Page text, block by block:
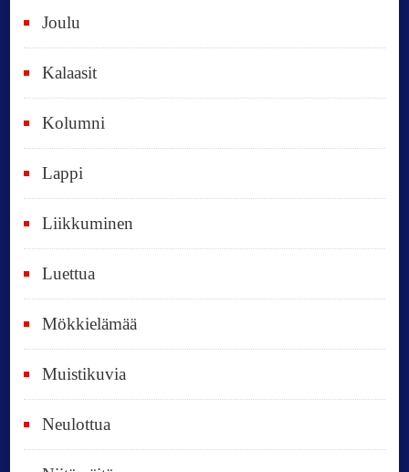
i
k
i
p
ä
ä
t
Joulu
Kalaasit
Kolumni
Lappi
Liikkuminen
Luettua
Mökkielämää
Muistikuvia
Neulottua